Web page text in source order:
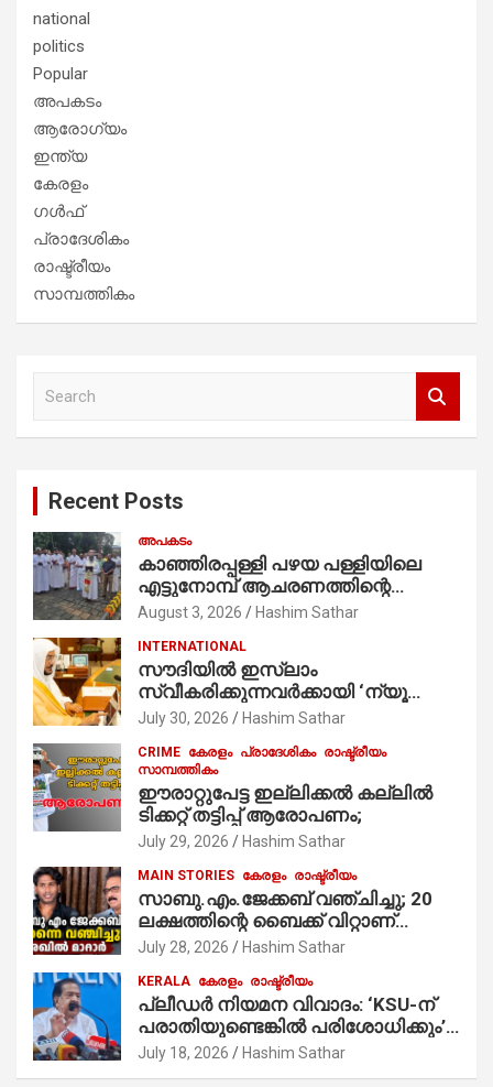
national
politics
Popular
അപകടം
ആരോഗ്യം
ഇന്ത്യ
കേരളം
ഗൾഫ്
പ്രാദേശികം
രാഷ്ട്രീയം
സാമ്പത്തികം
Recent Posts
അപകടം
കാഞ്ഞിരപ്പള്ളി പഴയ പള്ളിയിലെ
എട്ടുനോമ്പ് ആചരണത്തിന്റെ
ഭാഗമായുള്ള പന്തലിന്റെ കാൽനാട്ട്
കുര്യൻ താമരശ്ശേരി
നിർവഹിക്കുന്നു.
August 3, 2026 Hashim Sathar
INTERNATIONAL
സൗദിയില്‍ ഇസ്‌ലാം
സ്വീകരിക്കുന്നവര്‍ക്കായി ‘ന്യൂ
മുസ്ലിം’ ഡിജിറ്റല്‍ കാര്‍ഡ് സേവനം
July 30, 2026 Hashim Sathar
CRIME കേരളം പ്രാദേശികം രാഷ്ട്രീയം
സാമ്പത്തികം
ഈരാറ്റുപേട്ട ഇല്ലിക്കൽ കല്ലിൽ
ടിക്കറ്റ് തട്ടിപ്പ് ആരോപണം;
July 29, 2026 Hashim Sathar
MAIN STORIES കേരളം രാഷ്ട്രീയം
സാബു.എം.ജേക്കബ് വഞ്ചിച്ചു; 20
ലക്ഷത്തിന്റെ ബൈക്ക് വിറ്റാണ്
തൃക്കാക്കരയില്‍ മത്സരിച്ചത്!
മാത്രമാണ് ഉണ്ടായിരുന്നത്;
സാബുവിന്റേത് വ്യക്തിപരമായ
നേട്ടത്തിനുള്ള പാര്‍ട്ടി; ഇപ്പോള്‍
ഫോണ്‍ വിളിച്ചാല്‍ എടുക്കില്ല;
തിരഞ്ഞെടുപ്പിലെ ദുരനുഭവങ്ങള്‍
July 28, 2026 Hashim Sathar
KERALA കേരളം രാഷ്ട്രീയം
പ്ലീഡർ നിയമന വിവാദം: ‘KSU-ന്
പരാതിയുണ്ടെങ്കിൽ പരിശോധിക്കും’;
രമേശ് ചെന്നിത്തല
July 18, 2026 Hashim Sathar